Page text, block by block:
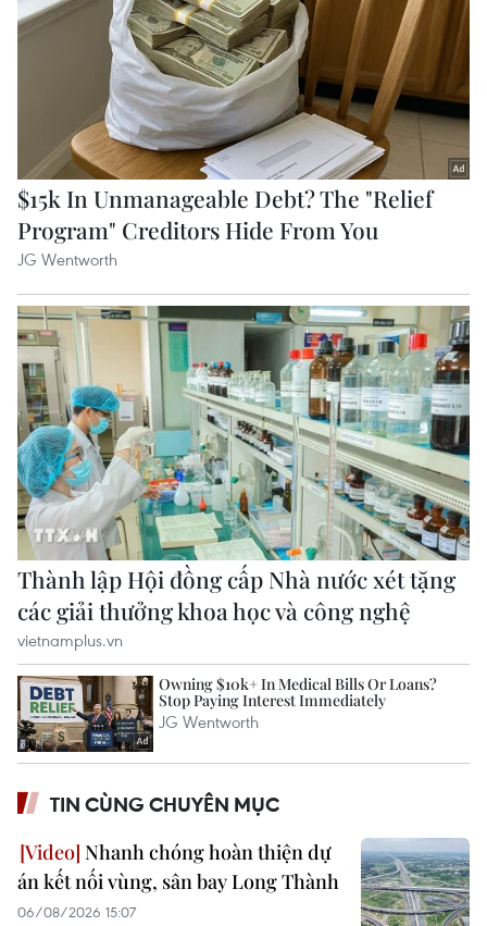
TIN CÙNG CHUYÊN MỤC
Nhanh chóng hoàn thiện dự
án kết nối vùng, sân bay Long Thành
06/08/2026 15:07